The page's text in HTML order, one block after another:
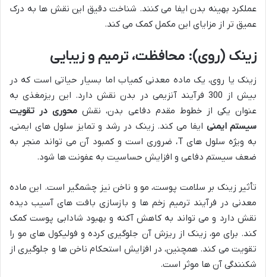
عملکرد بهینه بدن ایفا می کنند. شناخت دقیق این نقش ها به درک
عمیق تر از مزایای این مکمل کمک می کند.
زینک (روی): محافظت، ترمیم و زیبایی
زینک یا روی، یک ماده معدنی کمیاب اما بسیار حیاتی است که در
بیش از 300 فرآیند آنزیمی در بدن نقش دارد. این ریزمغذی به
عنوان یکی از خطوط مقدم دفاعی بدن، نقش محوری در تقویت
سیستم ایمنی ایفا می کند. زینک در رشد و تمایز سلول های ایمنی،
به ویژه سلول های T، ضروری است و کمبود آن می تواند منجر به
ضعف سیستم دفاعی و افزایش حساسیت به عفونت ها شود.
تأثیر زینک بر سلامت پوست، مو و ناخن نیز چشمگیر است. این ماده
معدنی در فرآیند ترمیم زخم ها و بازسازی بافت های آسیب دیده
نقش دارد و می تواند به کاهش آکنه و بهبود شادابی پوست کمک
کند. برای مو، زینک از ریزش آن جلوگیری کرده و فولیکول های مو را
تقویت می کند. همچنین، در افزایش استحکام ناخن ها و جلوگیری از
شکنندگی آن ها موثر است.